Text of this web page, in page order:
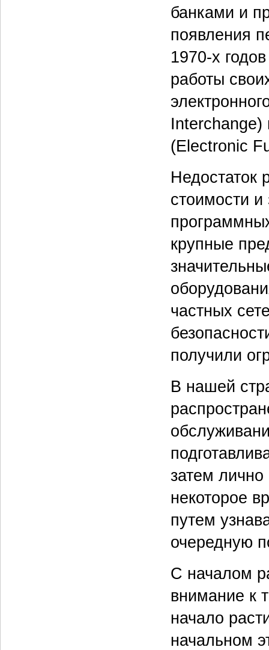
банками и
появления
1970-х
работы
Interchange)
(Electronic
Недостаток
стоимости и
крупные
частных
получили
В нашей
затем лично
некоторое
путем
очередную
С началом
внимание к
начало
начальном